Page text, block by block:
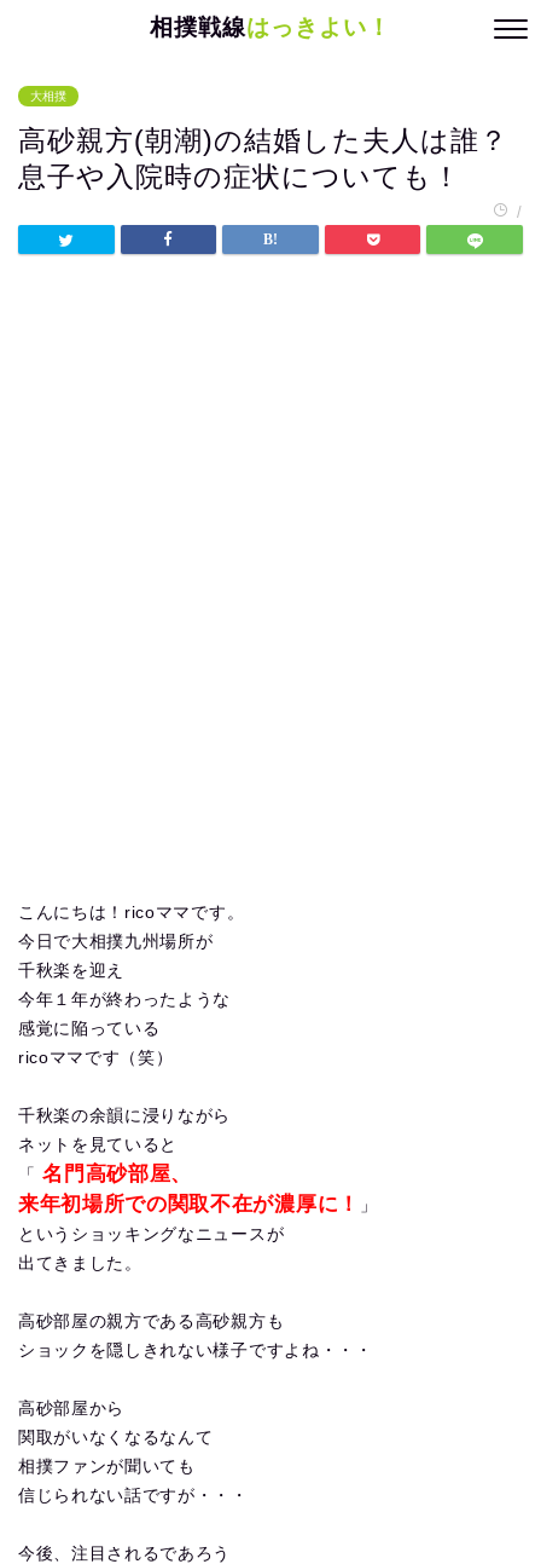
相撲戦線はっきよい！
大相撲
高砂親方(朝潮)の結婚した夫人は誰？
息子や入院時の症状についても！
/
こんにちは！ricoママです。
今日で大相撲九州場所が
千秋楽を迎え
今年１年が終わったような
感覚に陥っている
ricoママです（笑）
千秋楽の余韻に浸りながら
ネットを見ていると
「
名門高砂部屋、
来年初場所での関取不在が濃厚に！
」
というショッキングなニュースが
出てきました。
高砂部屋の親方である高砂親方も
ショックを隠しきれない様子ですよね・・・
高砂部屋から
関取がいなくなるなんて
相撲ファンが聞いても
信じられない話ですが・・・
今後、注目されるであろう